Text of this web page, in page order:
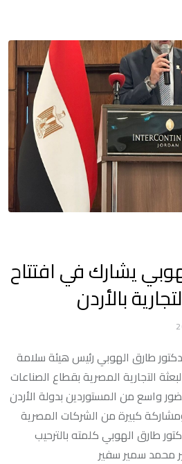
يشارك في افتتاح
بالأردن
طارق الهوبي رئيس هيئة سلامة
التجارية المصرية بقطاع الصناعات
واسع من المستوردين بدولة الأردن
كبيرة من الشركات المصرية
طارق الهوبي كلمته بالترحيب
محمد سمير سفير